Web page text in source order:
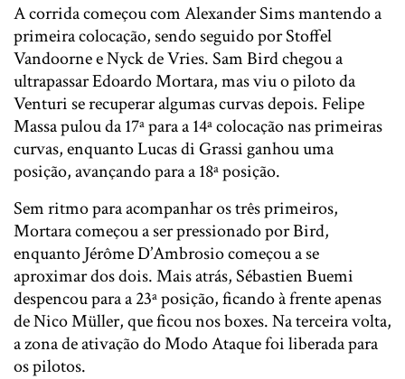
A corrida começou com Alexander Sims mantendo a
primeira colocação, sendo seguido por Stoffel
Vandoorne e Nyck de Vries. Sam Bird chegou a
ultrapassar Edoardo Mortara, mas viu o piloto da
Venturi se recuperar algumas curvas depois. Felipe
Massa pulou da 17ª para a 14ª colocação nas primeiras
curvas, enquanto Lucas di Grassi ganhou uma
posição, avançando para a 18ª posição.
Sem ritmo para acompanhar os três primeiros,
Mortara começou a ser pressionado por Bird,
enquanto Jérôme D’Ambrosio começou a se
aproximar dos dois. Mais atrás, Sébastien Buemi
despencou para a 23ª posição, ficando à frente apenas
de Nico Müller, que ficou nos boxes. Na terceira volta,
a zona de ativação do Modo Ataque foi liberada para
os pilotos.